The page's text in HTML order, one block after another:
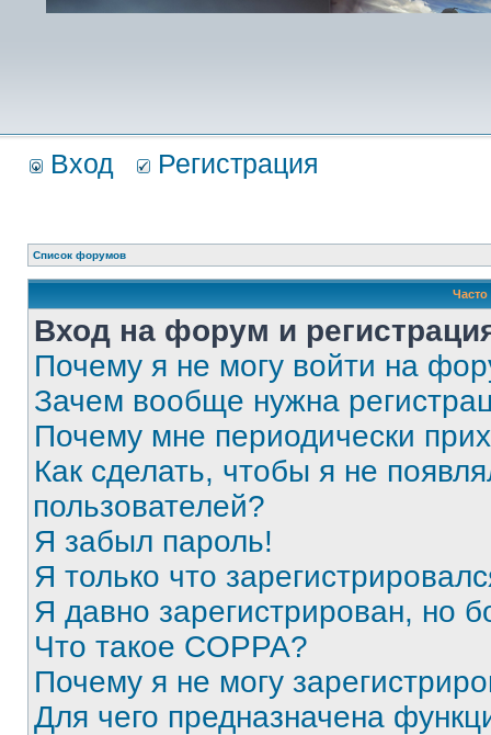
Вход Регистрация
Список форумов
Вход на форум и
Почему я не могу войти на
Зачем вообще нужна
Почему мне периодически
Как сделать, чтобы я не
пользователей?
Я забыл пароль!
Я только что
Я давно зарегистрирован, но
Что такое COPPA?
Почему я не могу
Для чего предназначена